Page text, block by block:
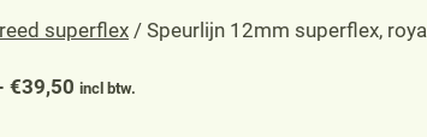
superflex / Speurlijn 12mm superflex,
€39,50 Prijsklasse:
incl btw.